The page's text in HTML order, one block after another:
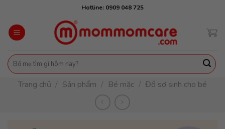
content
Hotline: 0909 048 725
Tìm
kiếm:
Trang chủ / Sản phẩm / Bé mặc / Đồ sơ sinh cho bé